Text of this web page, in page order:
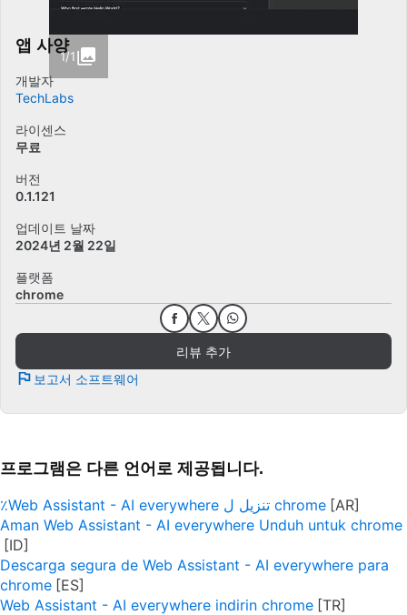
1/1
앱 사양
개발자
TechLabs
라이센스
무료
버전
0.1.121
업데이트 날짜
2024년 2월 22일
플랫폼
chrome
리뷰 추가
보고서 소프트웨어
프로그램은 다른 언어로 제공됩니다.
٪Web Assistant - AI everywhere تنزيل ل chrome
Aman Web Assistant - AI everywhere Unduh untuk chrome
Descarga segura de Web Assistant - AI everywhere para
chrome
Web Assistant - AI everywhere indirin chrome